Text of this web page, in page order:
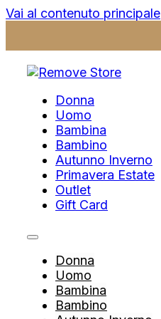
Vai al contenuto principale
Donna
Uomo
Bambina
Bambino
Autunno Inverno
Primavera Estate
Outlet
Gift Card
Donna
Uomo
Bambina
Bambino